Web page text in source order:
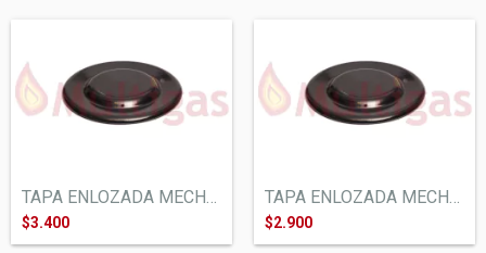
TAPA ENLOZADA MECHERO COCINA VOLCAN ORBI...
$3.400
TAPA ENLOZADA MECHERO COCINA VOLCAN ORBI...
$2.900